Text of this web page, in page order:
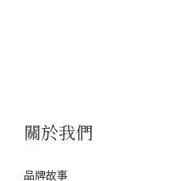
關於我們
品牌故事